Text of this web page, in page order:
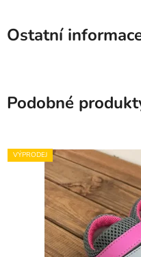
Ostatní
Podobné
VÝPRODEJ